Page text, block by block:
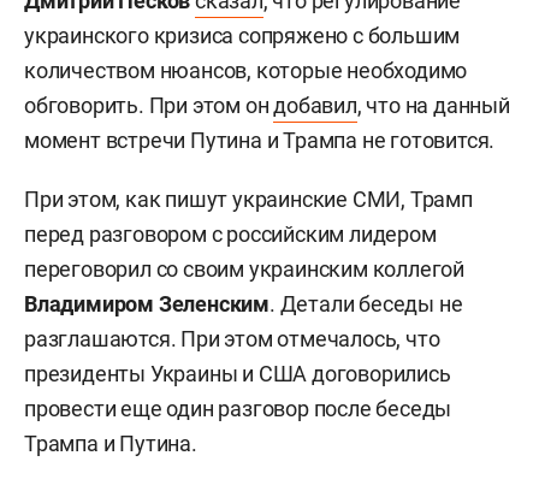
украинского кризиса сопряжено с большим
количеством нюансов, которые необходимо
обговорить. При этом ондобавил, что на данный
момент встречи Путина и Трампа не готовится.
При этом, как пишут украинские СМИ, Трамп
перед разговором с российским лидером
переговорил со своим украинским коллегой
Владимиром Зеленским. Детали беседы не
разглашаются. При этом отмечалось, что
президенты Украины и США договорились
провести еще один разговор после беседы
Трампа и Путина.